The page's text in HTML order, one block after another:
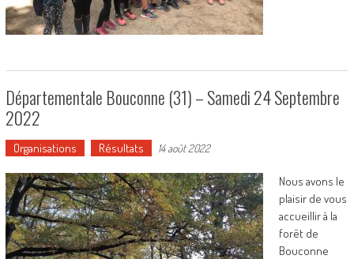
Départementale Bouconne (31) – Samedi 24 Septembre
2022
Organisations Résultats 14 août 2022
Nous avons le
plaisir de vous
accueillir à la
forêt de
Bouconne